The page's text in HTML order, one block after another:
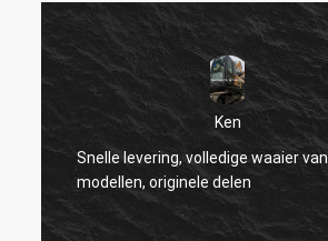
Ken
Snelle levering, volledige waaier van
modellen, originele delen